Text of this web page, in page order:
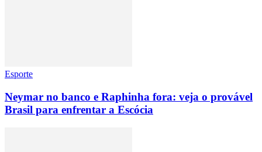
Esporte
Neymar no banco e Raphinha fora: veja o provável
Brasil para enfrentar a Escócia